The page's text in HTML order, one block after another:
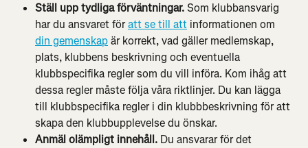
Ställ upp tydliga förväntningar. Som klubbansvarig
har du ansvaret för att se till att informationen om
din gemenskap är korrekt, vad gäller medlemskap,
plats, klubbens beskrivning och eventuella
klubbspecifika regler som du vill införa. Kom ihåg att
dessa regler måste följa våra riktlinjer. Du kan lägga
till klubbspecifika regler i din klubbbeskrivning för att
skapa den klubbupplevelse du önskar.
Anmäl olämpligt innehåll. Du ansvarar för det